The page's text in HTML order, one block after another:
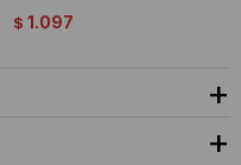
$ 1.097